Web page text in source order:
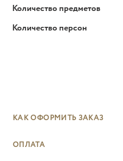
Количество предметов
Количество персон
КАК ОФОРМИТЬ ЗАКАЗ
ОПЛАТА